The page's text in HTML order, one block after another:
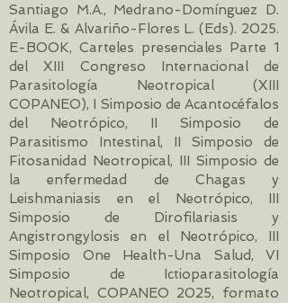
Santiago M.A., Medrano-Domínguez D.
Ávila E. & Alvariño-Flores L. (Eds). 2025.
E-BOOK, Carteles presenciales Parte 1
del XIII Congreso Internacional de
Parasitología Neotropical (XIII
COPANEO), I Simposio de Acantocéfalos
del Neotrópico, II Simposio de
Parasitismo Intestinal, II Simposio de
Fitosanidad Neotropical, III Simposio de
la enfermedad de Chagas y
Leishmaniasis en el Neotrópico, III
Simposio de Dirofilariasis y
Angistrongylosis en el Neotrópico, III
Simposio One Health-Una Salud, VI
Simposio de Ictioparasitología
Neotropical, COPANEO 2025, formato